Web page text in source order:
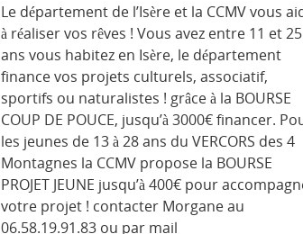
Le département de l’Isère et la CCMV vous
à réaliser vos rêves ! Vous avez entre 11 et 25
ans vous habitez en Isère, le département
finance vos projets culturels, associatif,
sportifs ou naturalistes ! grâce à la BOURSE
COUP DE POUCE, jusqu’à 3000€ financer.
les jeunes de 13 à 28 ans du VERCORS des 4
Montagnes la CCMV propose la BOURSE
PROJET JEUNE jusqu’à 400€ pour
votre projet ! contacter Morgane au
06.58.19.91.83 ou par mail